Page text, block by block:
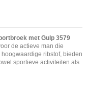
met Gulp 3579
de actieve man die
ribstof, bieden
sportieve activiteiten als